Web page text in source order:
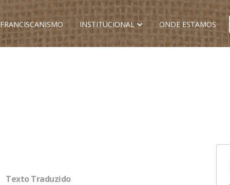
FRANCISCANISMO INSTITUCIONAL ONDE ESTAMOS
Texto Traduzido